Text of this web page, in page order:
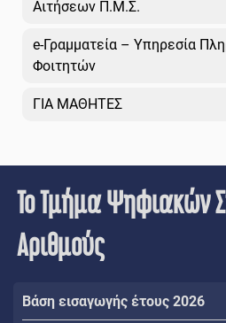
Αιτήσεων Π.Μ.Σ.
e-Γραμματεία – Υπηρεσία
Φοιτητών
ΓΙΑ ΜΑΘΗΤΕΣ
Το Τμήμα Ψηφιακών
Αριθμούς
Βάση εισαγωγής έτους 2026